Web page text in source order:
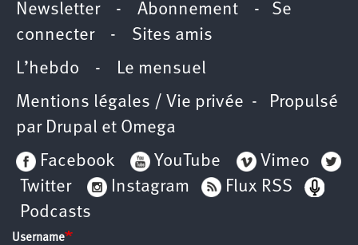
Newsletter - Abonnement - Se
connecter- Sites amis
L’hebdo - Le mensuel
Mentions légales / Vie privée - Propulsé
par Drupal et Omega
Facebook
YouTube
Vimeo
Twitter
Instagram
Flux RSS
Podcasts
Username